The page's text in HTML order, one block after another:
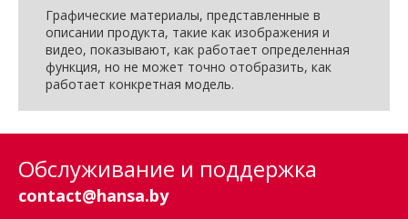
Графические материалы, представленные в
описании продукта, такие как изображения и
видео, показывают, как работает определенная
функция, но не может точно отобразить, как
работает конкретная модель.
Обслуживание и поддержка
contact@hansa.by